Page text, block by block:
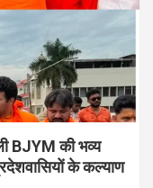
BJYM की भव्य
के कल्याण